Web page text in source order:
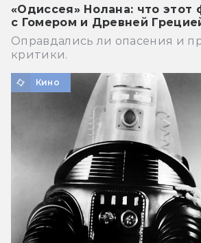
«Одиссея» Нолана: что этот
с Гомером и Древней
Оправдались ли опасения и
критики.
Кино